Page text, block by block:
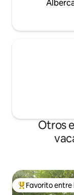
Otros
De los mejores
Favorito entre